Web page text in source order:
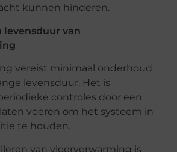
kunnen hinderen.
levensduur van
vereist minimaal onderhoud
levensduur. Het is
controles door een
voeren om het systeem in
te houden.
van vloerverwarming is